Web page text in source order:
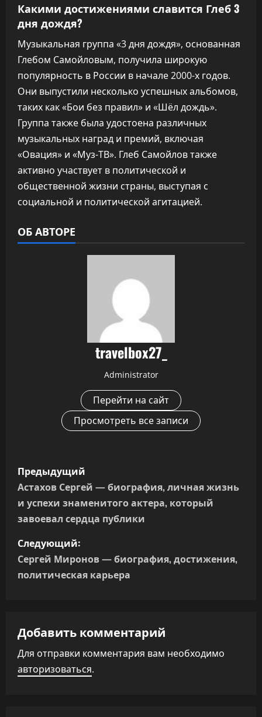
Какими достижениями славится Глеб 3
дня дождя?
Музыкальная группа «3 дня дождя», основанная
Глебом Самойловым, получила широкую
популярность в России в начале 2000-х годов.
Они выпустили несколько успешных альбомов,
таких как «Бои без правил» и «Шёл дождь».
Группа также была удостоена различных
музыкальных наград и премий, включая
«Овация» и «Муз-ТВ». Глеб Самойлов также
активно участвует в политической и
общественной жизни страны, выступая с
социальной и политической агитацией.
ОБ АВТОРЕ
travelbox27_
Administrator
Перейти на сайт
Просмотреть все записи
Н
а
в
и
г
и
я
Предыдущий
Астахов Сергей — биография, личная жизнь
и успехи знаменитого актера, который
завоевал сердца публики
Следующий:
Сергей Миронов — биография, достижения,
политическая карьера
Добавить комментарий
Для отправки комментария вам необходимо
авторизоваться.